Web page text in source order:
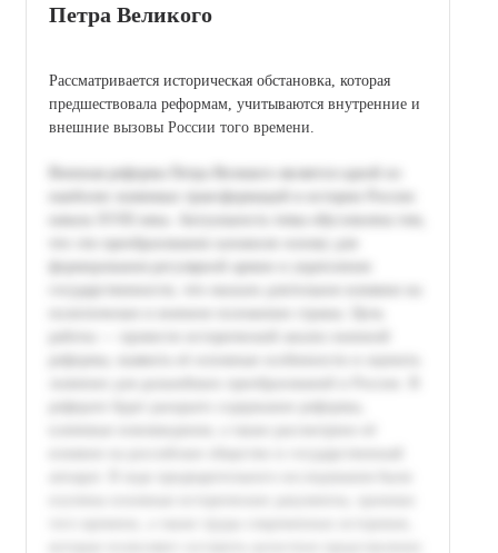
Петра Великого
Рассматривается историческая обстановка, которая
предшествовала реформам, учитываются внутренние и
внешние вызовы России того времени.